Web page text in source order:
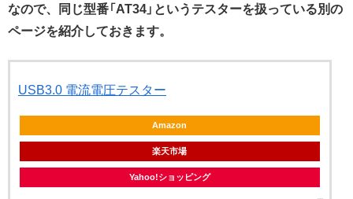
なので、同じ型番「AT34」というテスターを扱っている別の
ページを紹介しておきます。
USB3.0 電流電圧テスター
Amazon
楽天市場
Yahoo!ショッピング